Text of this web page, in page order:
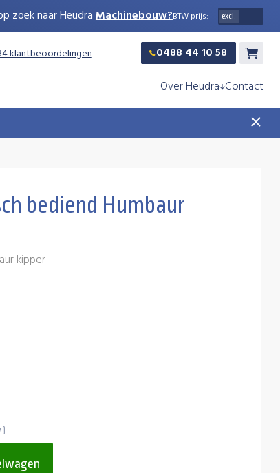
zoek naar HeudraMachinebouw?BTW prijs:
klantbeoordelingen 0488 44 10 58
Over Heudra Contact
bediend Humbaur
kipper